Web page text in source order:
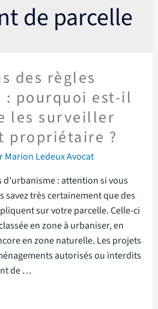
de parcelle
des règles
: pourquoi est-il
les surveiller
propriétaire ?
Marion Ledeux Avocat
: attention si vous
très certainement que des
sur votre parcelle. Celle-ci
en zone à urbaniser, en
en zone naturelle. Les projets
autorisés ou interdits
de …